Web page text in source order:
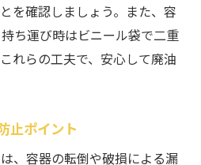
を確認しましょう。また、容
ち運び時はビニール袋で二重
れらの工夫で、安心して廃油
止ポイント
、容器の転倒や破損による漏